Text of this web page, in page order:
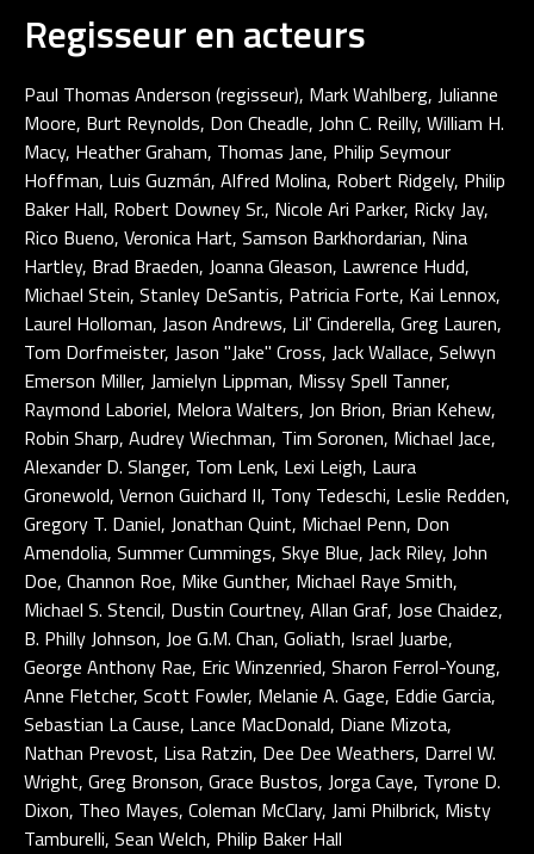
Regisseur en acteurs
Paul Thomas Anderson (regisseur), Mark Wahlberg, Julianne
Moore, Burt Reynolds, Don Cheadle, John C. Reilly, William H.
Macy, Heather Graham, Thomas Jane, Philip Seymour
Hoffman, Luis Guzmán, Alfred Molina, Robert Ridgely, Philip
Baker Hall, Robert Downey Sr., Nicole Ari Parker, Ricky Jay,
Rico Bueno, Veronica Hart, Samson Barkhordarian, Nina
Hartley, Brad Braeden, Joanna Gleason, Lawrence Hudd,
Michael Stein, Stanley DeSantis, Patricia Forte, Kai Lennox,
Laurel Holloman, Jason Andrews, Lil' Cinderella, Greg Lauren,
Tom Dorfmeister, Jason "Jake" Cross, Jack Wallace, Selwyn
Emerson Miller, Jamielyn Lippman, Missy Spell Tanner,
Raymond Laboriel, Melora Walters, Jon Brion, Brian Kehew,
Robin Sharp, Audrey Wiechman, Tim Soronen, Michael Jace,
Alexander D. Slanger, Tom Lenk, Lexi Leigh, Laura
Gronewold, Vernon Guichard II, Tony Tedeschi, Leslie Redden,
Gregory T. Daniel, Jonathan Quint, Michael Penn, Don
Amendolia, Summer Cummings, Skye Blue, Jack Riley, John
Doe, Channon Roe, Mike Gunther, Michael Raye Smith,
Michael S. Stencil, Dustin Courtney, Allan Graf, Jose Chaidez,
B. Philly Johnson, Joe G.M. Chan, Goliath, Israel Juarbe,
George Anthony Rae, Eric Winzenried, Sharon Ferrol-Young,
Anne Fletcher, Scott Fowler, Melanie A. Gage, Eddie Garcia,
Sebastian La Cause, Lance MacDonald, Diane Mizota,
Nathan Prevost, Lisa Ratzin, Dee Dee Weathers, Darrel W.
Wright, Greg Bronson, Grace Bustos, Jorga Caye, Tyrone D.
Dixon, Theo Mayes, Coleman McClary, Jami Philbrick, Misty
Tamburelli, Sean Welch, Philip Baker Hall